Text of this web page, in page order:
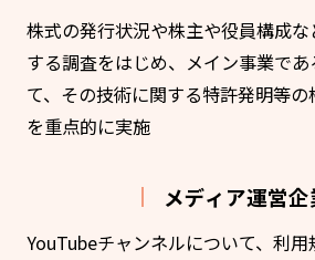
株式の発行状況や株主や役員構成
する調査をはじめ、メイン事業で
て、その技術に関する特許発明等
を重点的に実施
メディア運営企
YouTubeチャンネルについて、利